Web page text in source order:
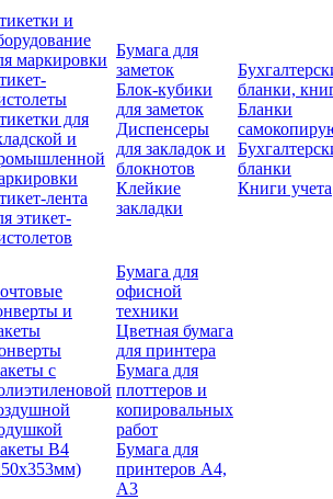
и
маркировки
для
и
лента
этикет-
Бумага для
заметок
Блок-кубики
для заметок
Диспенсеры
для закладок и
блокнотов
Клейкие
закладки
бланки,
Бланки
бланки
Книги учета
и
с
В4
Бумага для
офисной
техники
Цветная бумага
для принтера
Бумага для
плоттеров и
копировальных
работ
Бумага для
принтеров А4,
А3